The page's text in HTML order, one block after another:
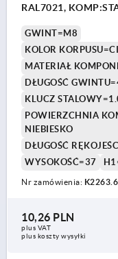
RAL7021,
GWINT=M8
KOLOR
MATERIAŁ
DŁUGOŚĆ
KLUCZ
POWIERZCHNIA
NIEBIESKO
DŁUGOŚĆ
WYSOKOŚĆ=37
Nr zamówienia:
10,26 PLN
plus VAT
plus koszty wysyłki